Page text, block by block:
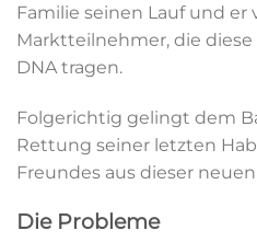
Familie seinen Lauf und er
Marktteilnehmer, die
DNA tragen.
Folgerichtig gelingt dem
Rettung seiner letzten
Freundes aus dieser
Die Probleme